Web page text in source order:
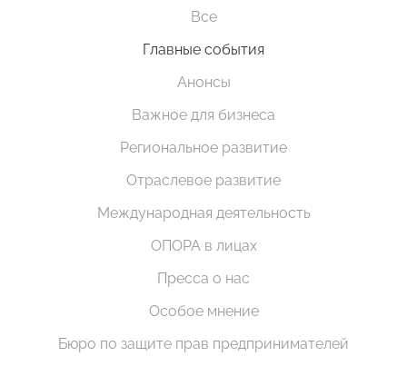
Все
Главные события
Анонсы
Важное для бизнеса
Региональное развитие
Отраслевое развитие
Международная деятельность
ОПОРА в лицах
Пресса о нас
Особое мнение
Бюро по защите прав предпринимателей